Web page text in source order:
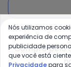
Ao enviar o
Compre pelo
Nós utilizamos
experiência de
publicidade
que você está
Privacidadepara